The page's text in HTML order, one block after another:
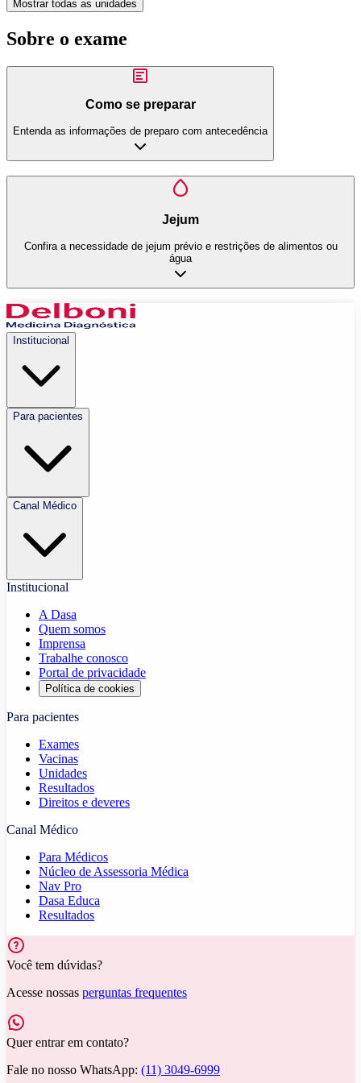
Mostrar todas as unidades
Sobre o exame
Como se preparar
Entenda as informações de preparo com antecedência
Jejum
Confira a necessidade de jejum prévio e restrições de alimentos ou
água
Institucional
Para pacientes
Canal Médico
Institucional
A Dasa
Quem somos
Imprensa
Trabalhe conosco
Portal de privacidade
Política de cookies
Para pacientes
Exames
Vacinas
Unidades
Resultados
Direitos e deveres
Canal Médico
Para Médicos
Núcleo de Assessoria Médica
Nav Pro
Dasa Educa
Resultados
Você tem dúvidas?
Acesse nossas perguntas frequentes
Quer entrar em contato?
Fale no nosso WhatsApp: (11) 3049-6999